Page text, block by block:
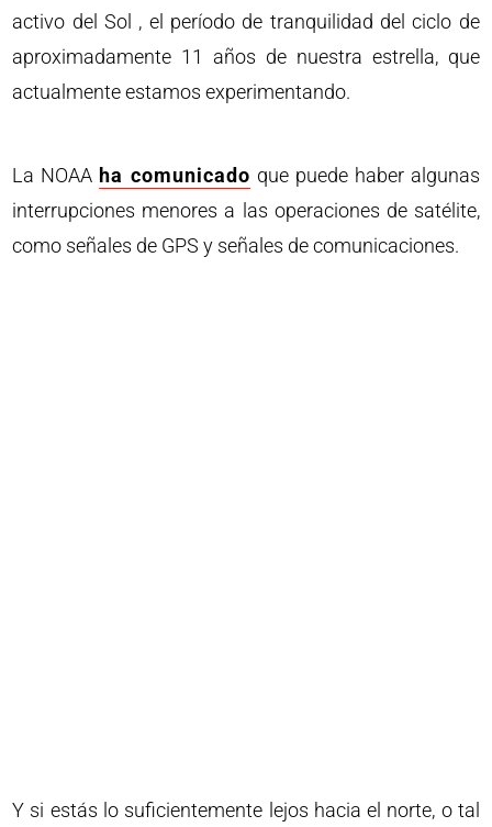
activo del Sol , el período de tranquilidad del ciclo de
aproximadamente 11 años de nuestra estrella, que
actualmente estamos experimentando.
La NOAA ha comunicado que puede haber algunas
interrupciones menores a las operaciones de satélite,
como señales de GPS y señales de comunicaciones.
Y si estás lo suficientemente lejos hacia el norte, o tal